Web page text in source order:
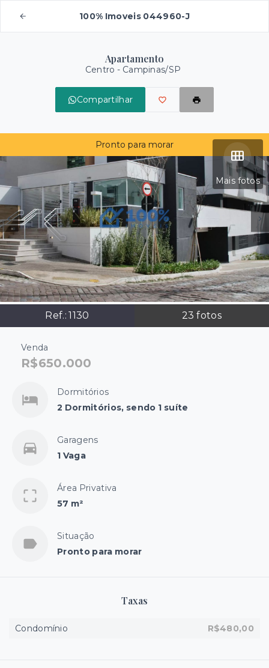
100% Imoveis 044960-J
Apartamento
Centro - Campinas/SP
Compartilhar
Mais fotos
Ref.:1130 23 fotos
Pronto para morar
Venda
R$650.000
Dormitórios
2 Dormitórios, sendo 1 suíte
Garagens
1 Vaga
Área Privativa
57 m²
Situação
Pronto para morar
Taxas
Condomínio R$480,00